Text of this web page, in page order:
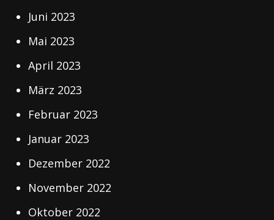
Juni 2023
Mai 2023
April 2023
März 2023
Februar 2023
Januar 2023
Dezember 2022
November 2022
Oktober 2022